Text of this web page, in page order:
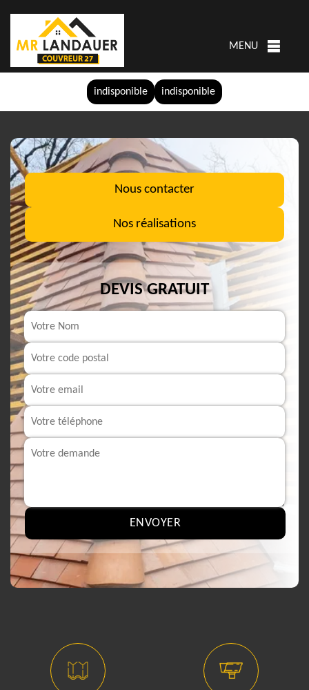
indisponible indisponible
MENU
Nous contacter
Nos réalisations
DEVIS GRATUIT